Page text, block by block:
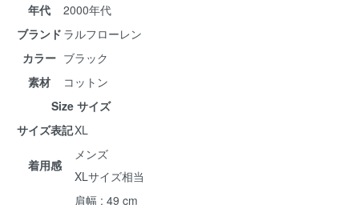
年代
2000年代
ブランド ラルフローレン
カラー ブラック
素材
コットン
Size サイズ
サイズ表記XL
着用感
メンズ
XLサイズ相当
肩幅 : 49 cm